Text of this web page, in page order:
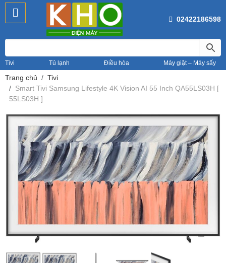
02422186598
Tivi Tủ lạnh Điều hòa Máy giặt – Máy sấy
Trang chủ
Tivi
Smart Tivi Samsung Lifestyle 4K Vision AI 55 Inch QA55LS03H [
55LS03H ]